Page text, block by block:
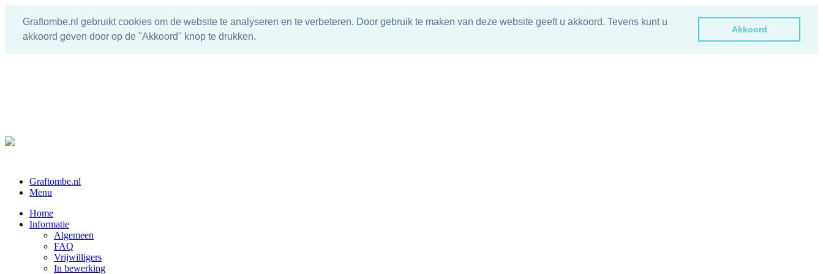
Graftombe.nl gebruikt cookies om de website te analyseren en te verbeteren. Door gebruik te maken van deze website geeft u akkoord. Tevens kunt u
akkoord geven door op de "Akkoord" knop te drukken.
Akkoord
Graftombe.nl
Menu
Home
Informatie
Algemeen
FAQ
Vrijwilligers
In bewerking